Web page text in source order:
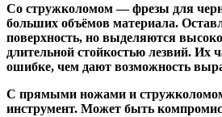
Со стружколомом— фрезы для
больших объёмов материала.
поверхность, но выделяются
длительной стойкостью лезвий. Их
ошибке, чем дают возможность
С прямыми ножами и
инструмент. Может быть